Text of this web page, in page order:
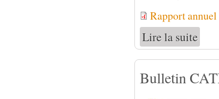
Rapport
Lire la suite
Bulletin